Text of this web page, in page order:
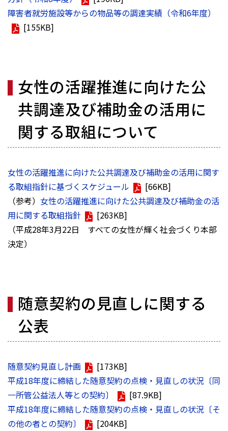
障害者就労施設等からの物品等の調達実績（令和6年度）
[155KB]
女性の活躍推進に向けた公
共調達及び補助金の活用に
関する取組について
女性の活躍推進に向けた公共調達及び補助金の活用に関す
る取組指針に基づくスケジュール
[66KB]
（参考） 女性の活躍推進に向けた公共調達及び補助金の活
用に関する取組指針
[263KB]
（平成28年3月22日 すべての女性が輝く社会づくり本部
決定）
随意契約の見直しに関する
公表
随意契約見直し計画
[173KB]
平成18年度に締結した随意契約の点検・見直しの状況〔同
一所管公益法人等との契約〕
[87.9KB]
平成18年度に締結した随意契約の点検・見直しの状況〔そ
の他の者との契約〕
[204KB]